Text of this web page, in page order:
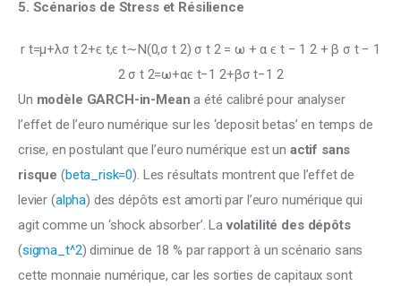
5. Scénarios de Stress et Résilience
r t ​ =μ+λσ t 2 ​ +ϵ t ​ ,ϵ t ​ ∼N(0,σ t 2 ​ ) σ t 2 = ω + α ϵ t − 1 2 + β σ t − 1
2 σ t 2 ​ =ω+αϵ t−1 2 ​ +βσ t−1 2 ​
Un modèle GARCH-in-Mean a été calibré pour analyser
l’effet de l’euro numérique sur les ‘deposit betas’ en temps de
crise, en postulant que l’euro numérique est un actif sans
risque (beta_risk=0). Les résultats montrent que l’effet de
levier (alpha) des dépôts est amorti par l’euro numérique qui
agit comme un ‘shock absorber’. La volatilité des dépôts
(sigma_t^2) diminue de 18 % par rapport à un scénario sans
cette monnaie numérique, car les sorties de capitaux sont